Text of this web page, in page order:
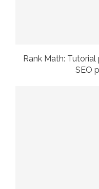
Rank Math:
SEO